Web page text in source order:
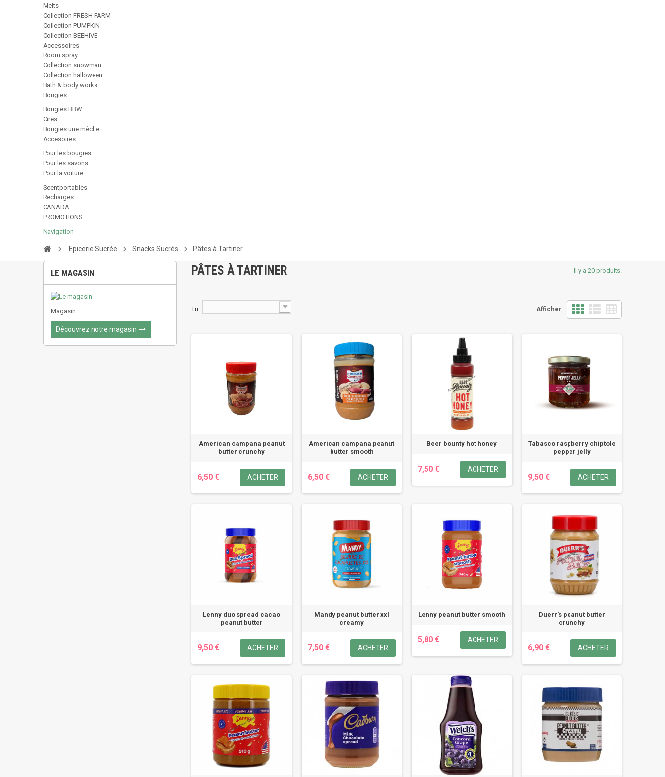
Melts
Collection FRESH FARM
Collection PUMPKIN
Collection BEEHIVE
Accessoires
Room spray
Collection snowman
Collection halloween
Bath & body works
Bougies
Bougies BBW
Cires
Bougies une mèche
Accesoires
Pour les bougies
Pour les savons
Pour la voiture
Scentportables
Recharges
CANADA
PROMOTIONS
Navigation
Epicerie Sucrée Snacks Sucrés Pâtes à Tartiner
LE MAGASIN
Magasin
Découvrez notre magasin
PÂTES À TARTINER Il y a 20 produits.
Afficher
Tri --
American campana peanut
butter crunchy
6,50 € ACHETER
American campana peanut
butter smooth
6,50 € ACHETER
Beer bounty hot honey
7,50 € ACHETER
Tabasco raspberry chiptole
pepper jelly
9,50 € ACHETER
Lenny duo spread cacao
peanut butter
9,50 € ACHETER
Mandy peanut butter xxl
creamy
7,50 € ACHETER
Lenny peanut butter smooth
5,80 € ACHETER
Duerr's peanut butter
crunchy
6,90 € ACHETER